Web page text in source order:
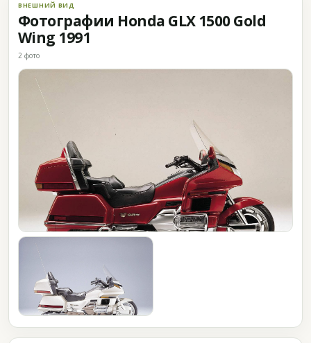
ВНЕШНИЙ ВИД
Фотографии Honda GLX 1500 Gold
Wing 1991
2 фото